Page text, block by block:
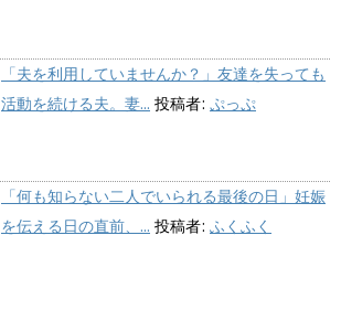
「夫を利用していませんか？」友達を失っても
活動を続ける夫。妻... 投稿者: ぷっぷ
「何も知らない二人でいられる最後の日」妊娠
を伝える日の直前、... 投稿者: ふくふく